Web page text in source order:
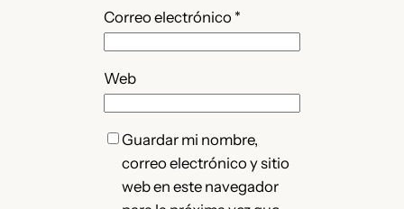
Correo electrónico *
Web
Guardar mi nombre,
correo electrónico y sitio
web en este navegador